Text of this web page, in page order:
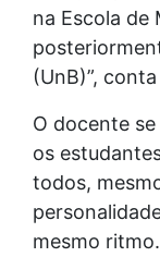
na Escola de
(UnB)”,
O docente
os
todos,
mesmo